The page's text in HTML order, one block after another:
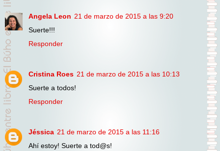
Angela Leon 21 de marzo de 2015 a las 9:20
Suerte!!!
Responder
Cristina Roes 21 de marzo de 2015 a las 10:13
Suerte a todos!
Responder
Jéssica 21 de marzo de 2015 a las 11:16
Ahí estoy! Suerte a tod@s!